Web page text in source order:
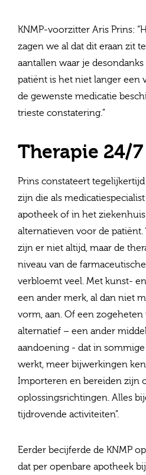
KNMP-voorzitter Aris Prins:
zagen we al dat dit eraan zit
aantallen waar je
patiënt is het niet langer een
de gewenste medicatie
trieste constatering.”
Therapie 24/7
Prins constateert
zijn die als
apotheek of in het
alternatieven voor de patiënt.
zijn er niet altijd, maar de
niveau van de
verbloemt veel. Met kunst-
een ander merk, al dan niet
vorm, aan. Of een zogeheten
alternatief – een ander
aandoening - dat in
werkt, meer bijwerkingen
Importeren en bereiden zijn
oplossingsrichtingen. Alles
tijdrovende activiteiten”.
Eerder becijferde de KNMP
dat per openbare apotheek